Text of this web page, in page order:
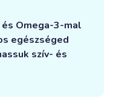
Omega-3-mal
egészséged
szív- és